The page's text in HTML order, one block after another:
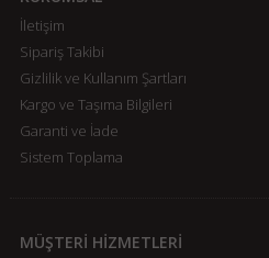
İletişim
Sipariş Takibi
Gizlilik ve Kullanım Şartları
Kargo ve Taşıma Bilgileri
Garanti ve İade
Sistem Toplama
MÜŞTERİ HİZMETLERİ